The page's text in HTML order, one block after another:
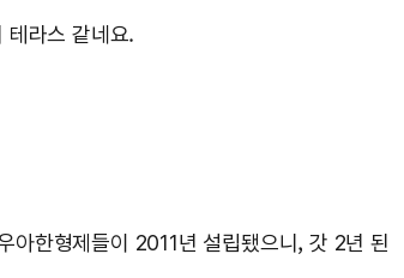
테라스 같네요.
아한형제들이 2011년 설립됐으니, 갓 2년 된